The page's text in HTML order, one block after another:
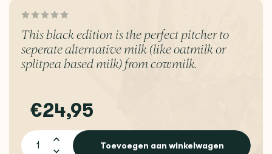
This black edition is the perfect pitcher to
seperate alternative milk (like oatmilk or
splitpea based milk) from cowmilk.
€24,95
Toevoegen aan winkelwagen